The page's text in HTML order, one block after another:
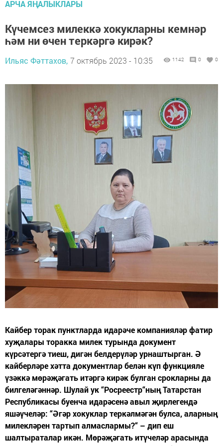
АРЧА ЯҢАЛЫКЛАРЫ
Күчемсез милеккә хокукларны кемнәр
һәм ни өчен теркәргә кирәк?
Ильяс Фәттахов, 7 октябрь 2023 - 10:35 1142 0 0
Кайбер торак пунктларда идарәче компанияләр фатир
хуҗалары торакка милек турында документ
күрсәтергә тиеш, дигән белдерүләр урнаштырган. Ә
кайберләре хәтта документлар белән күп функцияле
үзәккә мөрәҗәгать итәргә кирәк булган срокларны да
билгеләгәннәр. Шулай ук “Росреестр“ның Татарстан
Республикасы буенча идарәсенә авыл җирлегендә
яшәүчеләр: “Әгәр хокуклар теркәлмәгән булса, аларның
милекләрен тартып алмаслармы?“ – дип еш
шалтыраталар икән. Мөрәҗәгать итүчеләр арасында